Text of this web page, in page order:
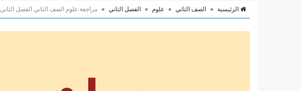
الرئيسية » الصف الثاني » علوم » الفصل الثاني » مراجعة علوم الصف الثاني الفصل الثاني